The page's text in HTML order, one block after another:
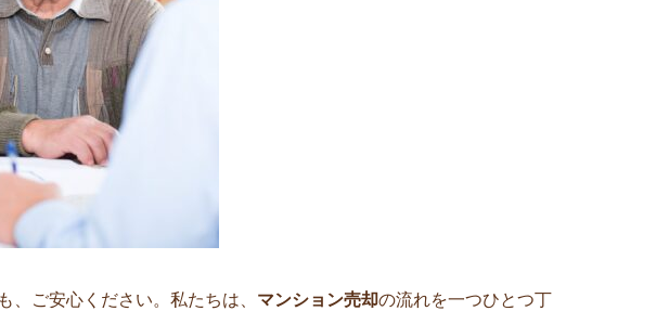
ご安心ください。私たちは、 マンション売却の流れを一つひとつ丁